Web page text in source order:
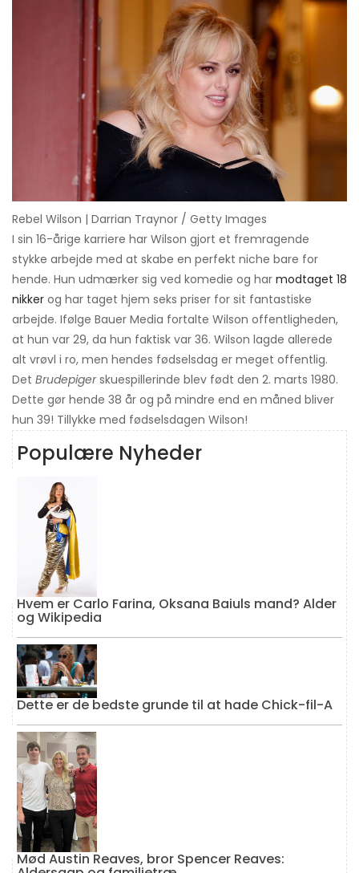
Rebel Wilson | Darrian Traynor / Getty Images
I sin 16-årige karriere har Wilson gjort et fremragende
stykke arbejde med at skabe en perfekt niche bare for
hende. Hun udmærker sig ved komedie og har modtaget 18
nikker og har taget hjem seks priser for sit fantastiske
arbejde. Ifølge Bauer Media fortalte Wilson offentligheden,
at hun var 29, da hun faktisk var 36. Wilson lagde allerede
alt vrøvl i ro, men hendes fødselsdag er meget offentlig.
Det Brudepigerskuespillerinde blev født den 2. marts 1980.
Dette gør hende 38 år og på mindre end en måned bliver
hun 39! Tillykke med fødselsdagen Wilson!
Populære Nyheder
Hvem er Carlo Farina, Oksana Baiuls mand? Alder
og Wikipedia
Dette er de bedste grunde til at hade Chick-fil-A
Mød Austin Reaves, bror Spencer Reaves: